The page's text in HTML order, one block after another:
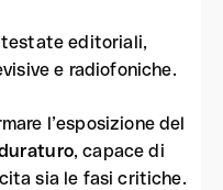
editoriali,
e radiofoniche.
l’esposizione del
, capace di
sia le fasi critiche.